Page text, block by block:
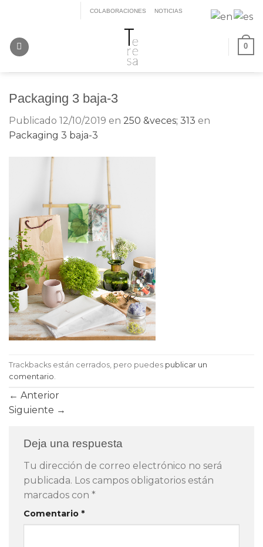
contenido
COLABORACIONES NOTICIAS
0
Packaging 3 baja-3
Publicado 12/10/2019 en 250 &veces; 313 en
Packaging 3 baja-3
Trackbacks están cerrados, pero puedes publicar un
comentario
← Anterior
Siguiente →
Deja una respuesta
Tu dirección de correo electrónico no será
publicada. Los campos obligatorios están
marcados con *
Comentario *